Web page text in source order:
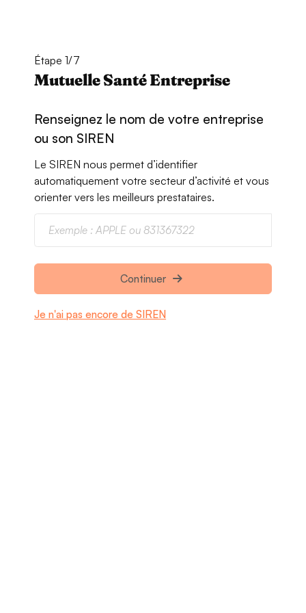
Étape 1/7
Mutuelle Santé Entreprise
Renseignez le nom de votre entreprise
ou son SIREN
Le SIREN nous permet d’identifier
automatiquement votre secteur d’activité et vous
orienter vers les meilleurs prestataires.
Continuer
Je n'ai pas encore de SIREN